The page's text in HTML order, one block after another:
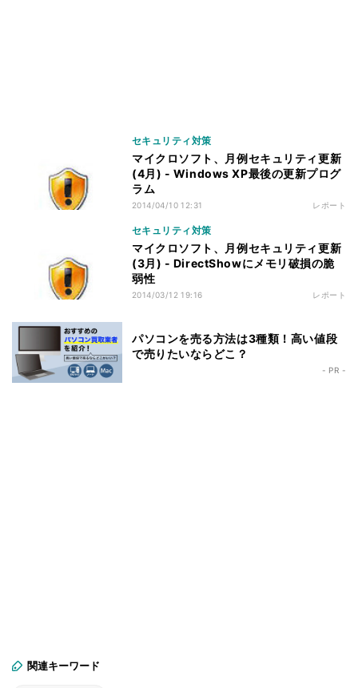
セキュリティ対策
マイクロソフト、月例セキュリティ更新
(4月) - Windows XP最後の更新プログ
ラム
2014/04/10 12:31 レポート
セキュリティ対策
マイクロソフト、月例セキュリティ更新
(3月) - DirectShowにメモリ破損の脆
弱性
2014/03/12 19:16 レポート
パソコンを売る方法は3種類！高い値段
で売りたいならどこ？
- PR -
関連キーワード